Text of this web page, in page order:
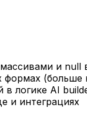
и null
(больше
в логике AI
и интеграциях